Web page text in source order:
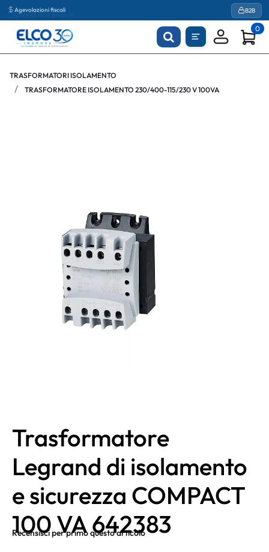
Agevolazioni fiscali B2B
0
TRASFORMATORI ISOLAMENTO
TRASFORMATORE ISOLAMENTO 230/400-115/230 V 100VA
Trasformatore
Legrand di isolamento
e sicurezza COMPACT
100 VA 642383
Recensisci per primo questo articolo